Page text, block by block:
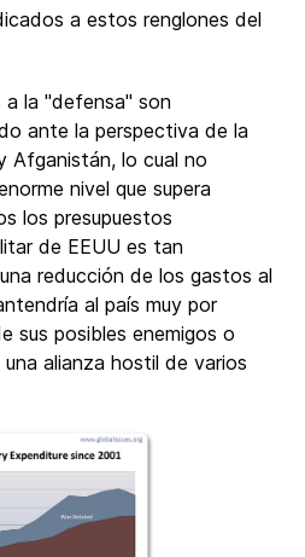
a estos renglones del
la "defensa" son
ante la perspectiva de la
Afganistán, lo cual no
nivel que supera
los presupuestos
de EEUU es tan
reducción de los gastos al
al país muy por
sus posibles enemigos o
alianza hostil de varios